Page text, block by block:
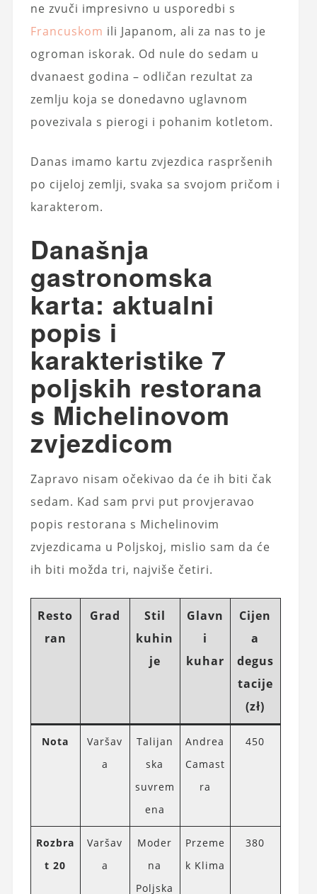
ne zvuči impresivno u usporedbi s
Francuskom ili Japanom, ali za nas to je
ogroman iskorak. Od nule do sedam u
dvanaest godina – odličan rezultat za
zemlju koja se donedavno uglavnom
povezivala s pierogi i pohanim kotletom.
Danas imamo kartu zvjezdica raspršenih
po cijeloj zemlji, svaka sa svojom pričom i
karakterom.
Današnja
gastronomska
karta: aktualni
popis i
karakteristike 7
poljskih restorana
s Michelinovom
zvjezdicom
Zapravo nisam očekivao da će ih biti čak
sedam. Kad sam prvi put provjeravao
popis restorana s Michelinovim
zvjezdicama u Poljskoj, mislio sam da će
ih biti možda tri, najviše četiri.
Resto
ran
Grad
Stil
kuhin
je
Glavn
i
kuhar
Cijen
a
degus
tacije
(zł)
Nota
Varšav
a
Talijan
ska
suvrem
ena
Andrea
Camast
ra
450
Rozbra
t 20
Varšav
a
Moder
na
Poljska
Przeme
k Klima
380